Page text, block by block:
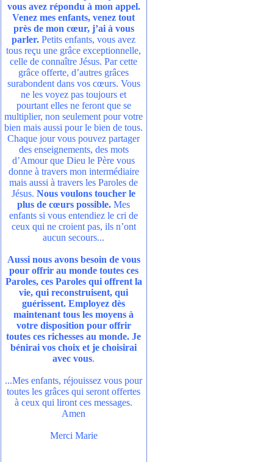
vous avez répondu à mon appel.
Venez mes enfants, venez tout
près de mon cœur, j’ai à vous
parler. Petits enfants, vous avez
tous reçu une grâce exceptionnelle,
celle de connaître Jésus. Par cette
grâce offerte, d’autres grâces
surabondent dans vos cœurs. Vous
ne les voyez pas toujours et
pourtant elles ne feront que se
multiplier, non seulement pour votre
bien mais aussi pour le bien de tous.
Chaque jour vous pouvez partager
des enseignements, des mots
d’Amour que Dieu le Père vous
donne à travers mon intermédiaire
mais aussi à travers les Paroles de
Jésus.Nous voulons toucher le
plus de cœurs possible. Mes
enfants si vous entendiez le cri de
ceux qui ne croient pas, ils n’ont
aucun secours...
Aussi nous avons besoin de vous
pour offrir au monde toutes ces
Paroles, ces Paroles qui offrent la
vie, qui reconstruisent, qui
guérissent. Employez dès
maintenant tous les moyens à
votre disposition pour offrir
toutes ces richesses au monde. Je
bénirai vos choix et je choisirai
avec vous.
...Mes enfants, réjouissez vous pour
toutes les grâces qui seront offertes
à ceux qui liront ces messages.
Amen
Merci Marie